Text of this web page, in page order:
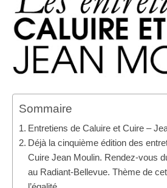
Sommaire
Entretiens de Caluire et Cuire –
Déjà la cinquième édition des
Cuire Jean Moulin. Rendez-vous
au Radiant-Bellevue. Thème de